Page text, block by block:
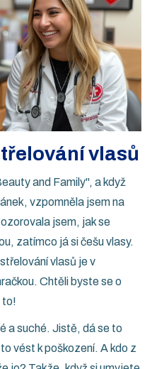
vlasů
and Family", a když
vzpomněla jsem na
jsem, jak se
zatímco já si češu vlasy.
vlasů je v
Chtěli byste se o
to!
a suché. Jistě, dá se to
vést k poškození. A kdo z